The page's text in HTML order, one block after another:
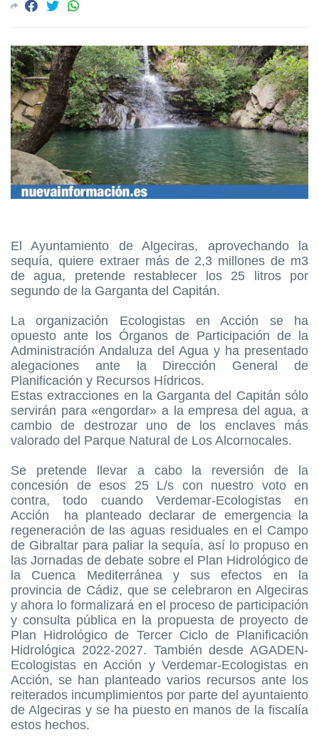
El Ayuntamiento de Algeciras, aprovechando la
sequía, quiere extraer más de 2,3 millones de m3
de agua, pretende restablecer los 25 litros por
segundo de la Garganta del Capitán.
La organización Ecologistas en Acción se ha
opuesto ante los Órganos de Participación de la
Administración Andaluza del Agua y ha presentado
alegaciones ante la Dirección General de
Planificación y Recursos Hídricos.
Estas extracciones en la Garganta del Capitán sólo
servirán para «engordar» a la empresa del agua, a
cambio de destrozar uno de los enclaves más
valorado del Parque Natural de Los Alcornocales.
Se pretende llevar a cabo la reversión de la
concesión de esos 25 L/s con nuestro voto en
contra, todo cuando Verdemar-Ecologistas en
Acción ha planteado declarar de emergencia la
regeneración de las aguas residuales en el Campo
de Gibraltar para paliar la sequía, así lo propuso en
las Jornadas de debate sobre el Plan Hidrológico de
la Cuenca Mediterránea y sus efectos en la
provincia de Cádiz, que se celebraron en Algeciras
y ahora lo formalizará en el proceso de participación
y consulta pública en la propuesta de proyecto de
Plan Hidrológico de Tercer Ciclo de Planificación
Hidrológica 2022-2027. También desde AGADEN-
Ecologistas en Acción y Verdemar-Ecologistas en
Acción, se han planteado varios recursos ante los
reiterados incumplimientos por parte del ayuntaiento
de Algeciras y se ha puesto en manos de la fiscalía
estos hechos.